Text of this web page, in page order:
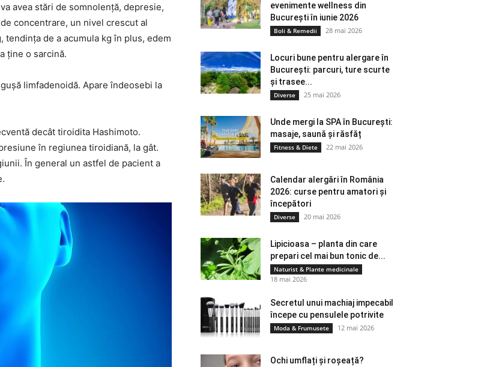
avea stări de somnolență, depresie,
concentrare, un nivel crescut al
de a acumula kg în plus, edem
ține o sarcină.
limfadenoidă. Apare îndeosebi la
decât tiroidita Hashimoto.
în regiunea tiroidiană, la gât.
În general un astfel de pacient a
evenimente wellness din
București în iunie 2026
Boli & Remedii 28 mai 2026
Locuri bune pentru alergare în
București: parcuri, ture scurte
și trasee...
Diverse 25 mai 2026
Unde mergi la SPA în București:
masaje, saună și răsfăț
Fitness & Diete 22 mai 2026
Calendar alergări în România
2026: curse pentru amatori și
începători
Diverse 20 mai 2026
Lipicioasa – planta din care
prepari cel mai bun tonic de...
Naturist & Plante medicinale
18 mai 2026
Secretul unui machiaj impecabil
începe cu pensulele potrivite
Moda & Frumusete 12 mai 2026
Ochi umflați și roșeață?